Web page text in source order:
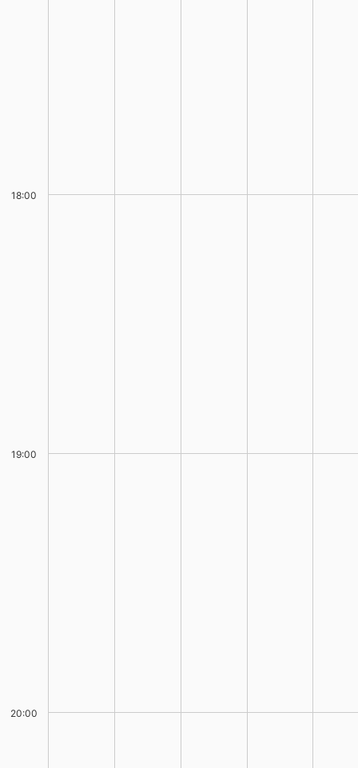
18:00
19:00
20:00